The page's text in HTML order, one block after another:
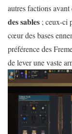
autres factions
des sables ; ceux-ci
cœur des bases
préférence des
de lever une vaste